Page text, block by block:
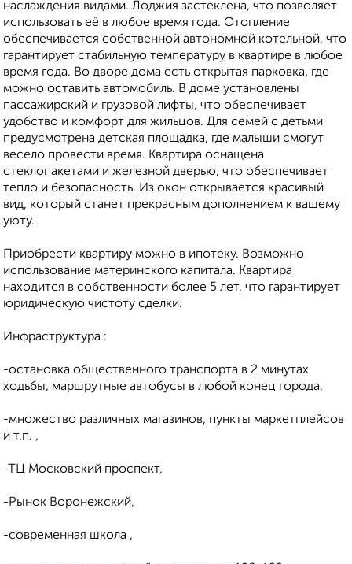
наслаждения видами. Лоджия застеклена, что позволяет
использовать её в любое время года. Отопление
обеспечивается собственной автономной котельной, что
гарантирует стабильную температуру в квартире в любое
время года. Во дворе дома есть открытая парковка, где
можно оставить автомобиль. В доме установлены
пассажирский и грузовой лифты, что обеспечивает
удобство и комфорт для жильцов. Для семей с детьми
предусмотрена детская площадка, где малыши смогут
весело провести время. Квартира оснащена
стеклопакетами и железной дверью, что обеспечивает
тепло и безопасность. Из окон открывается красивый
вид, который станет прекрасным дополнением к вашему
уюту.
Приобрести квартиру можно в ипотеку. Возможно
использование материнского капитала. Квартира
находится в собственности более 5 лет, что гарантирует
юридическую чистоту сделки.
Инфраструктура :
-остановка общественного транспорта в 2 минутах
ходьбы, маршрутные автобусы в любой конец города,
-множество различных магазинов, пункты маркетплейсов
и т.п. ,
-ТЦ Московский проспект,
-Рынок Воронежский,
-современная школа ,